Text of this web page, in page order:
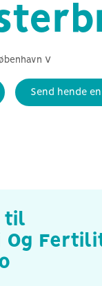
IVF
V
Send hende
til
Og